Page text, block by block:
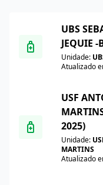
UBS
JEQUIE
Unidade:
Atualizado
USF
2025)
Unidade:
MARTINS
Atualizado